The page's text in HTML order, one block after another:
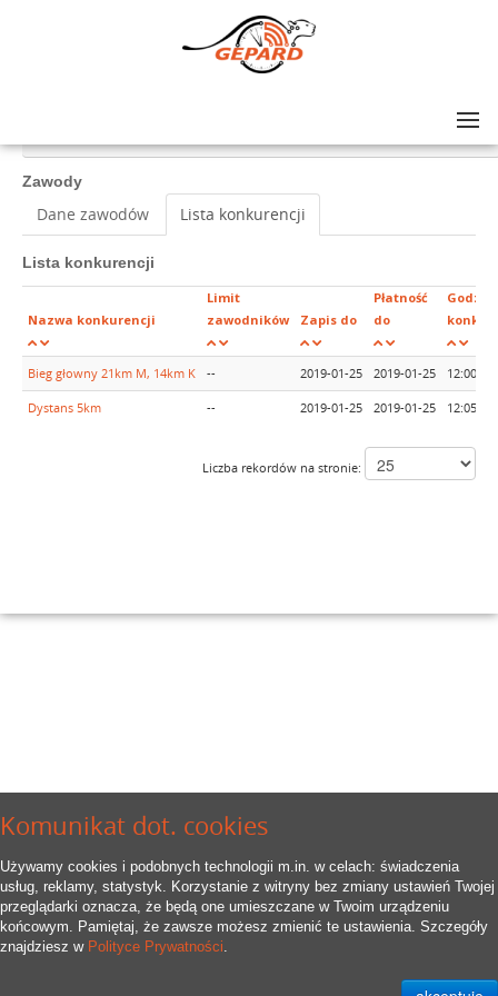
Komunikat dot. cookies
Używamy cookies i podobnych technologii m.in. w celach: świadczenia
usług, reklamy, statystyk. Korzystanie z witryny bez zmiany ustawień Twojej
przeglądarki oznacza, że będą one umieszczane w Twoim urządzeniu
końcowym. Pamiętaj, że zawsze możesz zmienić te ustawienia. Szczegóły
znajdziesz w Polityce Prywatności.
Zawody
Dane zawodów Lista konkurencji
Lista konkurencji
Nazwa konkurencji
Limit
zawodników
Zapis do
Płatność
do
Bieg głowny 21km M, 14km K -- 2019-01-25 2019-01-25 12:00
Dystans 5km -- 2019-01-25 2019-01-25 12:05
Liczba rekordów na stronie: